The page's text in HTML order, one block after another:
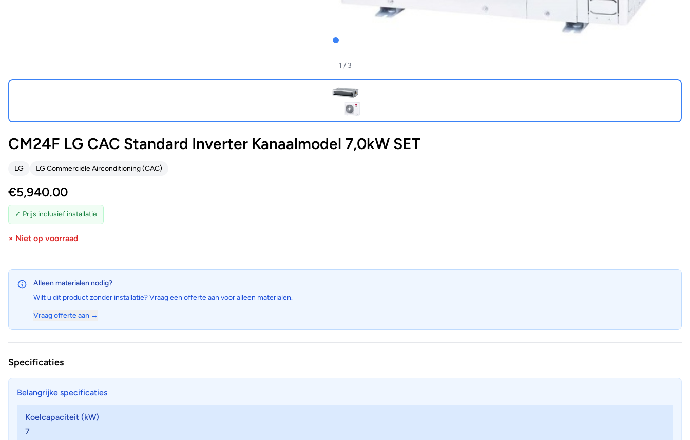
1 / 3
CM24F LG CAC Standard Inverter Kanaalmodel 7,0kW SET
LG LG Commerciële Airconditioning (CAC)
€5,940.00
✓ Prijs inclusief installatie
× Niet op voorraad
Alleen materialen nodig?
Wilt u dit product zonder installatie? Vraag een offerte aan voor alleen materialen.
Vraag offerte aan →
Specificaties
Belangrijke specificaties
Koelcapaciteit (kW)
7